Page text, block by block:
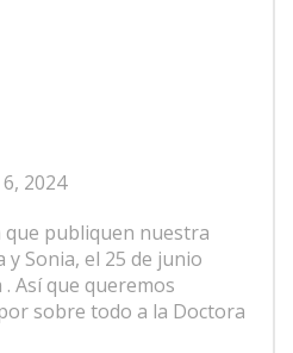
2024
que publiquen nuestra
Sonia, el 25 de junio
Así que queremos
sobre todo a la Doctora